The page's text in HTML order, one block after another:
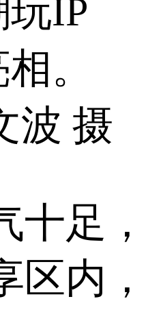
IP
。
波 摄
十足，
区内，